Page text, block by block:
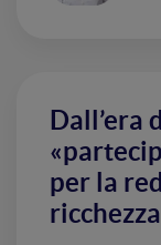
Dall’era
per la
ricchezza